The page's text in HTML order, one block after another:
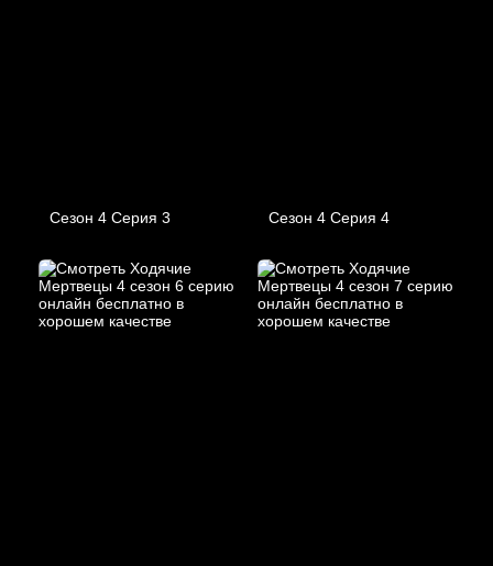
Сезон 4 Серия 3 Сезон 4 Серия 4